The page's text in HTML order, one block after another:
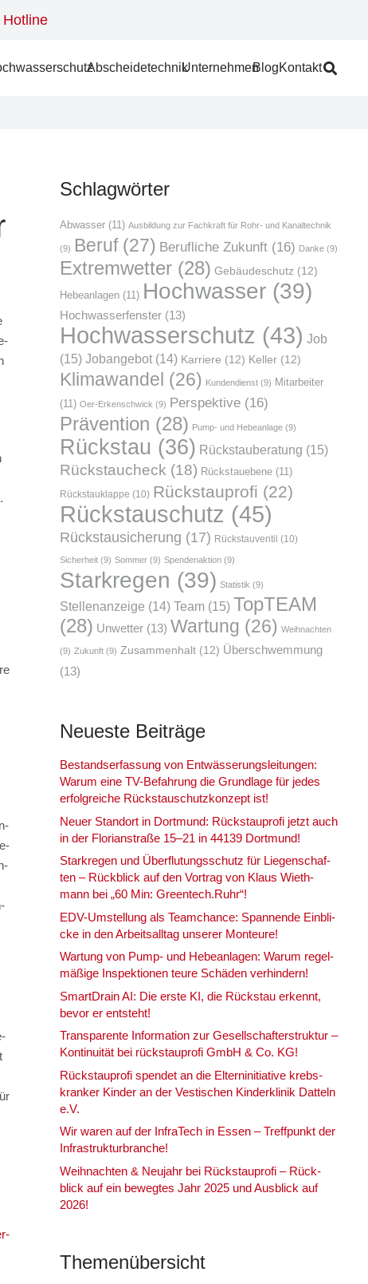
Abschei­de­tech­nikUnter­neh­menBlogKon­takt
Schlag­wör­ter
Abwasser (11) Ausbildung zur Fachkraft für Rohr- und Kanaltechnik
(9) Beruf(27) Berufliche Zukunft (16) Danke (9)
Extremwetter (28) Gebäudeschutz (12)
Hebeanlagen (11) Hochwasser (39)
Hochwasserfenster (13)
Hochwasserschutz (43) Job
(15) Jobangebot (14) Karriere (12) Keller (12)
Klimawandel (26) Kundendienst (9) Mitarbeiter
(11) Oer-Erkenschwick (9) Perspektive (16)
Prävention (28) Pump- und Hebeanlage (9)
Rückstau (36) Rückstauberatung (15)
Rückstaucheck (18) Rückstauebene (11)
Rückstauklappe (10) Rückstauprofi (22)
Rückstauschutz (45)
Rückstausicherung (17) Rückstauventil (10)
Sicherheit (9) Sommer (9) Spendenaktion (9)
Starkregen (39) Statistik (9)
Stellenanzeige (14) Team (15) TopTEAM
(28) Unwetter (13) Wartung (26) Weihnachten
(9) Zukunft (9) Zusammenhalt (12) Überschwemmung
(13)
Neu­es­te Bei­trä­ge
Bestands­er­fas­sung von Ent­wäs­se­rungs­lei­tun­gen:
War­um eine TV-Befah­rung die Grund­la­ge für jedes
erfolg­rei­che Rückstau­schutz­kon­zept ist!
Neu­er Stand­ort in Dort­mund: Rück­stau­pro­fi jetzt auch
in der Flo­ri­an­stra­ße 15–21 in 44139 Dort­mund!
Stark­re­gen und Über­flu­tungs­schutz für Lie­gen­schaf­
ten – Rück­blick auf den Vor­trag von Klaus Wieth­
mann bei „60 Min: Greentech.Ruhr“!
EDV-Umstel­lung als Team­chan­ce: Span­nen­de Ein­bli­
cke in den Arbeits­all­tag unse­rer Mon­teu­re!
War­tung von Pump- und Hebe­an­la­gen: War­um regel­
mä­ßi­ge Inspek­tio­nen teu­re Schä­den ver­hin­dern!
Smart­Drain AI: Die ers­te KI, die Rück­stau erkennt,
bevor er ent­steht!
Trans­pa­ren­te Infor­ma­ti­on zur Gesell­schaf­ter­struk­tur –
Kon­ti­nui­tät bei rück­stau­pro­fi GmbH & Co. KG!
Rück­stau­pro­fi spen­det an die Eltern­in­itia­ti­ve krebs­
kran­ker Kin­der an der Ves­ti­schen Kin­der­kli­nik Dat­teln
e.V.
Wir waren auf der Infra­Tech in Essen – Treff­punkt der
Infra­struk­tur­bran­che!
Weih­nach­ten & Neu­jahr bei Rück­stau­pro­fi – Rück­
blick auf ein beweg­tes Jahr 2025 und Aus­blick auf
2026!
The­men­über­sicht